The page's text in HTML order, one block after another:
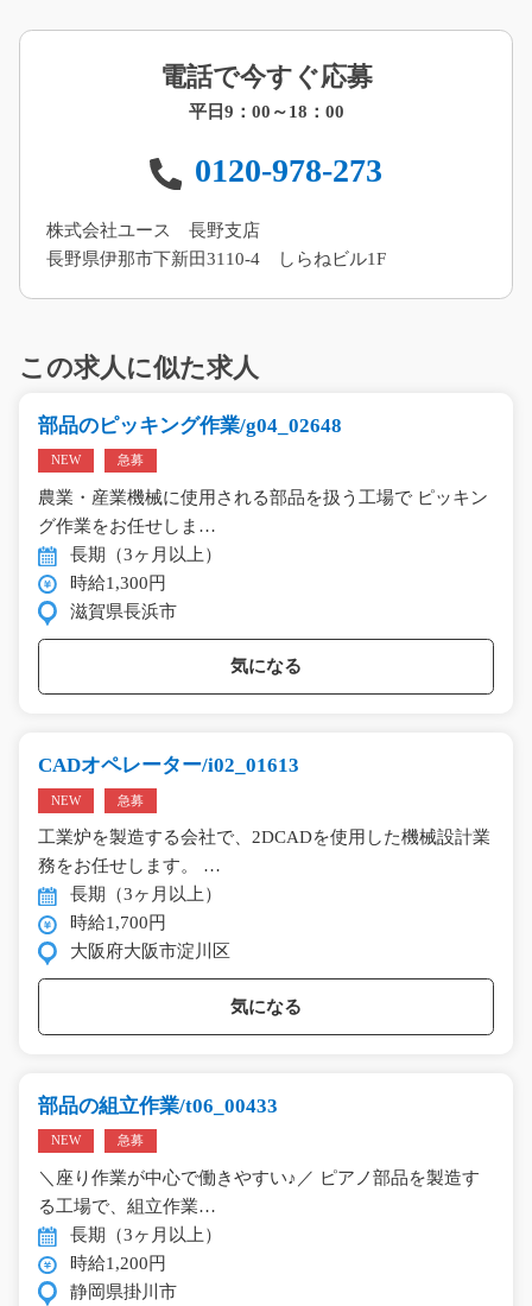
電話で今すぐ応募
平日9：00～18：00
0120-978-273
株式会社ユース 長野支店
長野県伊那市下新田3110-4 しらねビル1F
この求人に似た求人
部品のピッキング作業/g04_02648
NEW 急募
農業・産業機械に使用される部品を扱う工場で ピッキン
グ作業をお任せしま…
長期（3ヶ月以上）
時給1,300円
滋賀県長浜市
気になる
CADオペレーター/i02_01613
NEW 急募
工業炉を製造する会社で、2DCADを使用した機械設計業
務をお任せします。 …
長期（3ヶ月以上）
時給1,700円
大阪府大阪市淀川区
気になる
部品の組立作業/t06_00433
NEW 急募
＼座り作業が中心で働きやすい♪／ ピアノ部品を製造す
る工場で、組立作業…
長期（3ヶ月以上）
時給1,200円
静岡県掛川市